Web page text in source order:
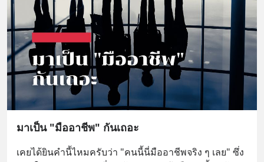
มาเป็น "มืออาชีพ" กันเถอะ
เคยได้ยินคำนี้ไหมครับว่า "คนนี้นี่มืออาชีพจริง ๆ เลย" ซึ่ง